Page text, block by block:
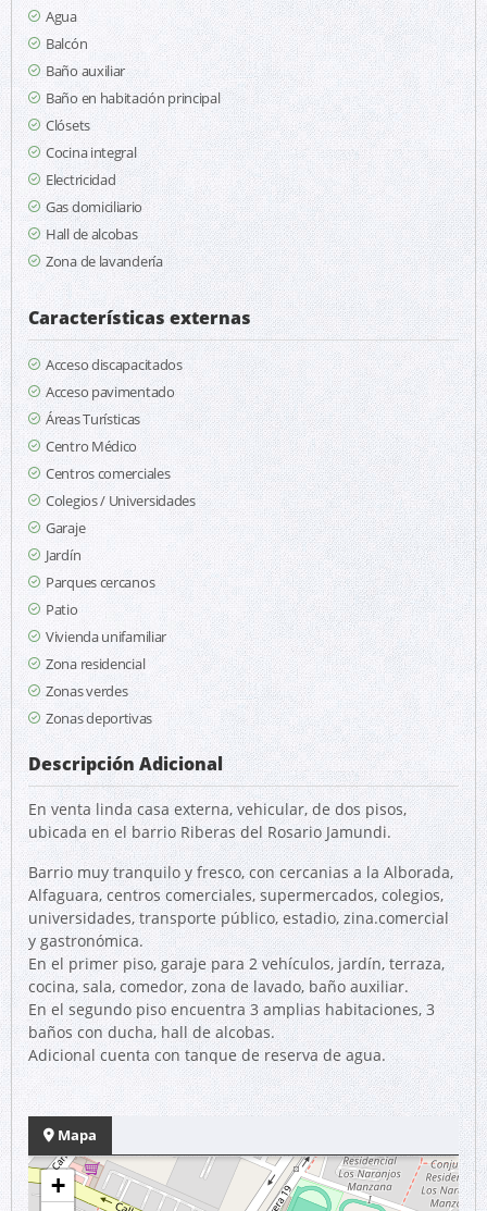
Agua
Balcón
Baño auxiliar
Baño en habitación principal
Clósets
Cocina integral
Electricidad
Gas domiciliario
Hall de alcobas
Zona de lavandería
Características externas
Acceso discapacitados
Acceso pavimentado
Áreas Turísticas
Centro Médico
Centros comerciales
Colegios / Universidades
Garaje
Jardín
Parques cercanos
Patio
Vivienda unifamiliar
Zona residencial
Zonas verdes
Zonas deportivas
Descripción Adicional
En venta linda casa externa, vehicular, de dos pisos,
ubicada en el barrio Riberas del Rosario Jamundi.
Barrio muy tranquilo y fresco, con cercanias a la Alborada,
Alfaguara, centros comerciales, supermercados, colegios,
universidades, transporte público, estadio, zina.comercial
y gastronómica.
En el primer piso, garaje para 2 vehículos, jardín, terraza,
cocina, sala, comedor, zona de lavado, baño auxiliar.
En el segundo piso encuentra 3 amplias habitaciones, 3
baños con ducha, hall de alcobas.
Adicional cuenta con tanque de reserva de agua.
Mapa
+